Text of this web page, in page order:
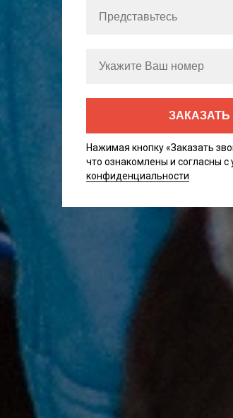
Нажимая кнопку «Заказать
что ознакомлены и согласны с
конфиденциальности